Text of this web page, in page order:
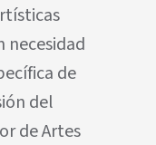
necesidad
de
del
de Artes